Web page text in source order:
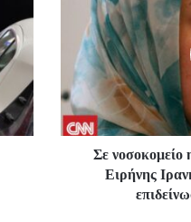
Σε
Ειρήνης